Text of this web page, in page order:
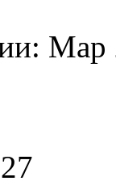
Мар